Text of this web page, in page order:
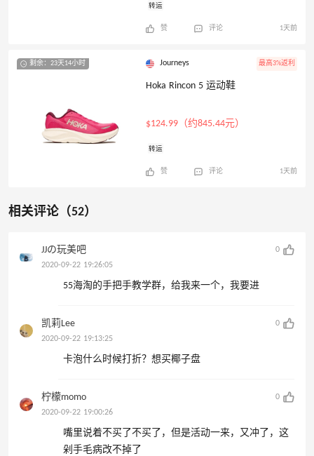
转运
赞 评论 1天前
剩余：23天14小时 Journeys 最高3%返利
Hoka Rincon 5 运动鞋
$124.99（约845.44元）
转运
赞 评论 1天前
相关评论（52）
JJの玩美吧
0
2020-09-22 19:26:05
55海淘的手把手教学群，给我来一个，我要进
凯莉Lee
0
2020-09-22 19:13:25
卡泡什么时候打折？想买椰子盘
柠檬momo
0
2020-09-22 19:00:26
嘴里说着不买了不买了，但是活动一来，又冲了，这
剁手毛病改不掉了